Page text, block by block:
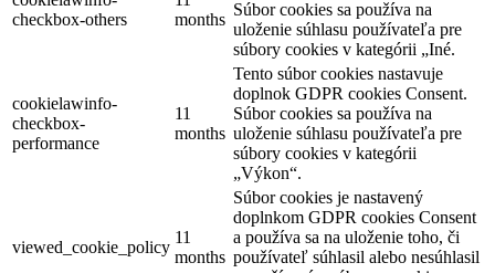
checkbox-others
months
Súbor cookies sa používa na
uloženie súhlasu používateľa pre
súbory cookies v kategórii „Iné.
cookielawinfo-
checkbox-
performance
11
months
Tento súbor cookies nastavuje
doplnok GDPR cookies Consent.
Súbor cookies sa používa na
uloženie súhlasu používateľa pre
súbory cookies v kategórii
„Výkon“.
viewed_cookie_policy
11
months
Súbor cookies je nastavený
doplnkom GDPR cookies Consent
a používa sa na uloženie toho, či
používateľ súhlasil alebo nesúhlasil